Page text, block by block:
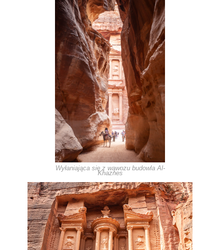
Wyłaniająca się z wąwozu budowla Al-
Khaznes